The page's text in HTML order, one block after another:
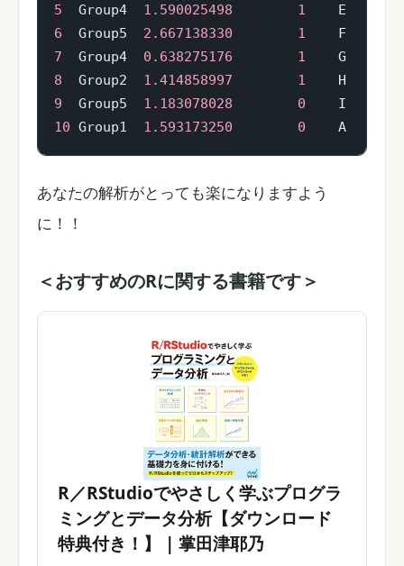
5
  Group4
1.590025498 1
6
  Group5
2.667138330 1
7
  Group4
0.638275176 1
8
  Group2
1.414858997 1
9
  Group5
1.183078028 0
10 Group1 1.593173250 0
あなたの解析がとっても楽になりますよう
に！！
＜おすすめのRに関する書籍です＞
R／RStudioでやさしく学ぶプログラ
ミングとデータ分析【ダウンロード
特典付き！】 | 掌田津耶乃